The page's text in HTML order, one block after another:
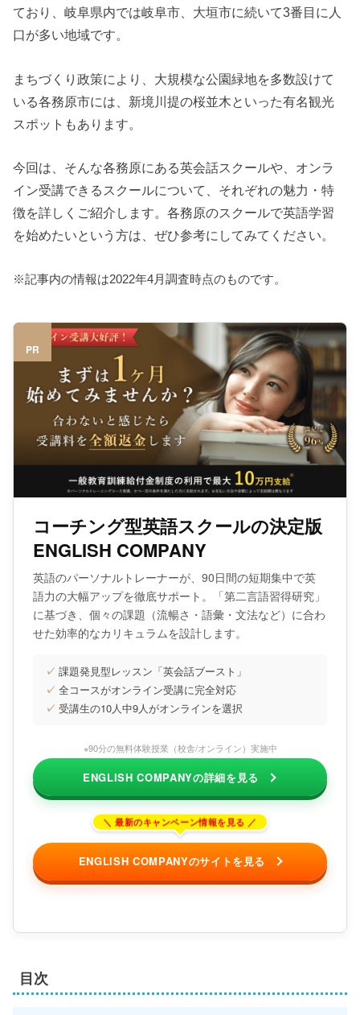
ており、岐阜県内では岐阜市、大垣市に続いて3番目に人
口が多い地域です。
まちづくり政策により、大規模な公園緑地を多数設けて
いる各務原市には、新境川提の桜並木といった有名観光
スポットもあります。
今回は、そんな各務原にある英会話スクールや、オンラ
イン受講できるスクールについて、それぞれの魅力・特
徴を詳しくご紹介します。各務原のスクールで英語学習
を始めたいという方は、ぜひ参考にしてみてください。
※記事内の情報は2022年4月調査時点のものです。
PR
コーチング型英語スクールの決定版
ENGLISH COMPANY
英語のパーソナルトレーナーが、90日間の短期集中で英
語力の大幅アップを徹底サポート。「第二言語習得研究」
に基づき、個々の課題（流暢さ・語彙・文法など）に合わ
せた効率的なカリキュラムを設計します。
✓ 課題発見型レッスン「英会話ブースト」
✓ 全コースがオンライン受講に完全対応
✓ 受講生の10人中9人がオンラインを選択
※90分の無料体験授業（校舎/オンライン）実施中
ENGLISH COMPANYの詳細を見る
ENGLISH COMPANYのサイトを見る
目次